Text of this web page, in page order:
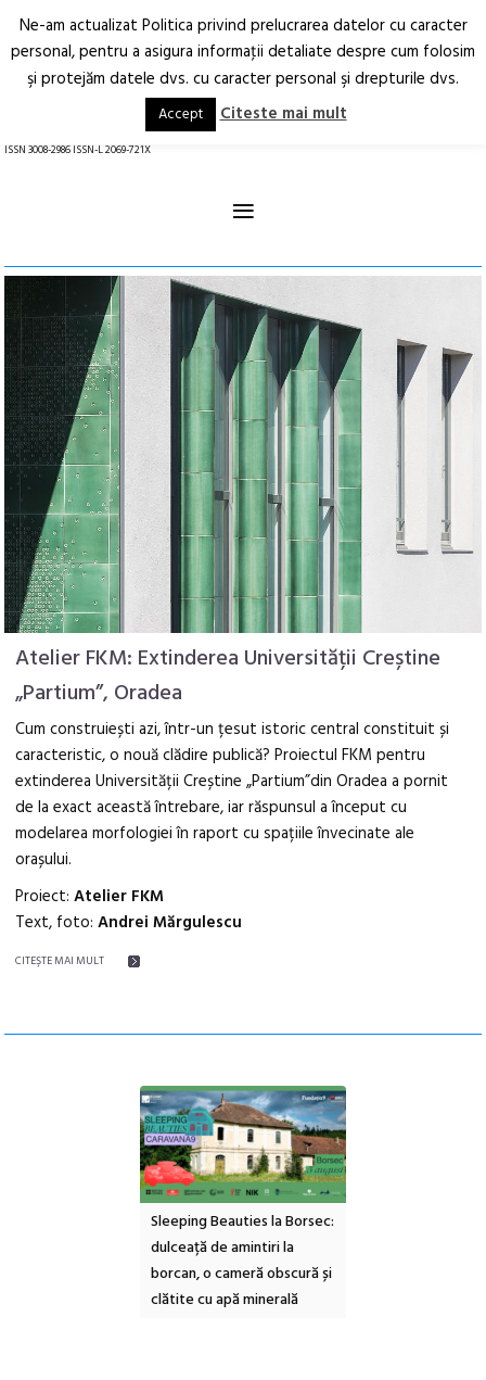
Arhitectură.
Oraș.
RO EN
ISSN 3008-2986 ISSN-L 2069-721X
≡
Atelier FKM: Extinderea Universității Creștine
„Partium”, Oradea
Cum construiești azi, într-un țesut istoric central constituit și
caracteristic, o nouă clădire publică? Proiectul FKM pentru
extinderea Universității Creștine „Partium”din Oradea a pornit
de la exact această întrebare, iar răspunsul a început cu
modelarea morfologiei în raport cu spațiile învecinate ale
orașului.
Proiect:Atelier FKM
Text, foto:Andrei Mărgulescu
CITEŞTE MAI MULT
Sleeping Beauties la Borsec:
dulceață de amintiri la
borcan, o cameră obscură și
clătite cu apă minerală
Ne-am actualizat Politica privind prelucrarea datelor cu caracter
personal, pentru a asigura informaţii detaliate despre cum folosim
şi protejăm datele dvs. cu caracter personal şi drepturile dvs.
Accept Citeste mai mult